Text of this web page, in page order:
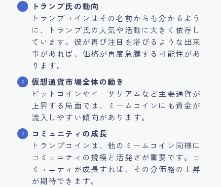
トランプ氏の動向
トランプコインはその名前からも分かるよう
に、トランプ氏の人気や活動に大きく依存し
ています。彼が再び注目を浴びるような出来
事があれば、価格が再度急騰する可能性があ
ります。
仮想通貨市場全体の動き
ビットコインやイーサリアムなど主要通貨が
上昇する局面では、ミームコインにも資金が
流入しやすい傾向があります。
コミュニティの成長
トランプコインは、他のミームコイン同様に
コミュニティの規模と活発さが重要です。コ
ミュニティが成長すれば、その分価格の上昇
が期待できます。